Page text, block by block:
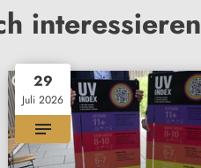
interessieren
29
Juli 2026